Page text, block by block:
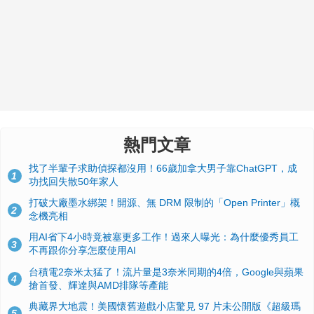
熱門文章
1
找了半輩子求助偵探都沒用！66歲加拿大男子靠ChatGPT，成
功找回失散50年家人
2
打破大廠墨水綁架！開源、無 DRM 限制的「Open Printer」概
念機亮相
3
用AI省下4小時竟被塞更多工作！過來人曝光：為什麼優秀員工
不再跟你分享怎麼使用AI
4
台積電2奈米太猛了！流片量是3奈米同期的4倍，Google與蘋果
搶首發、輝達與AMD排隊等產能
典藏界大地震！美國懷舊遊戲小店驚見 97 片未公開版《超級瑪